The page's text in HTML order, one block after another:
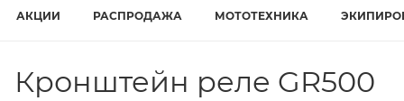
АКЦИИ РАСПРОДАЖА МОТОТЕХНИКА
Кронштейн реле GR500